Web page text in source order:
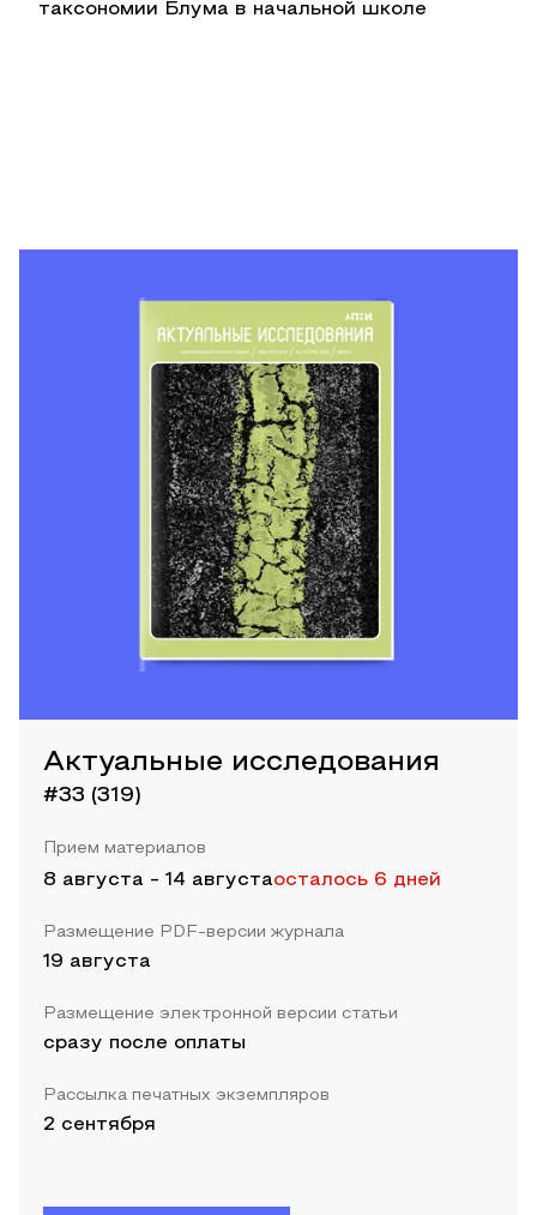
таксономии Блума в начальной школе
Актуальные исследования
#33 (319)
Прием материалов
8 августа - 14 августаосталось 6 дней
Размещение PDF-версии журнала
19 августа
Размещение электронной версии статьи
сразу после оплаты
Рассылка печатных экземпляров
2 сентября